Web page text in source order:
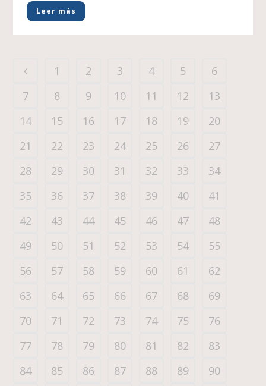
Leer más
1 2 3 4 5
6
7
8 9 10 11 12
13
14
15 16 17 18 19
20
21
22 23 24 25 26
27
28
29 30 31 32 33
34
35
36 37 38 39 40
41
42
43 44 45 46 47
48
49
50 51 52 53 54
55
56
57 58 59 60 61
62
63
64 65 66 67 68
69
70
71 72 73 74 75
76
77
78 79 80 81 82
83
84
85 86 87 88 89
90